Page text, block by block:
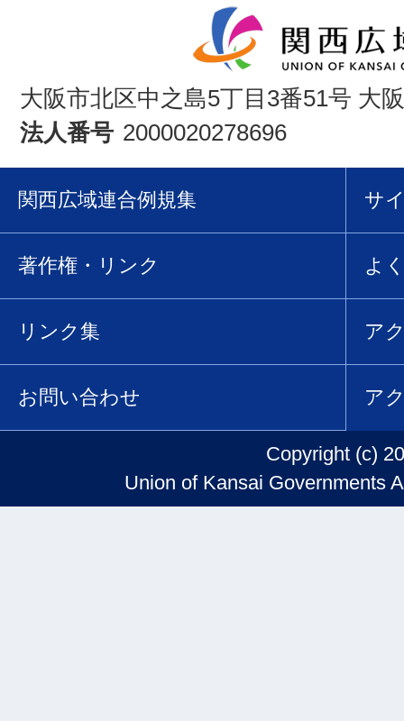
大阪市北区中之島5丁目3番51号 大
法人番号 2000020278696
関西広域連合例規集 サ
著作権・リンク よ
リンク集 ア
お問い合わせ ア
Copyright (c)
Union of Kansai Governments